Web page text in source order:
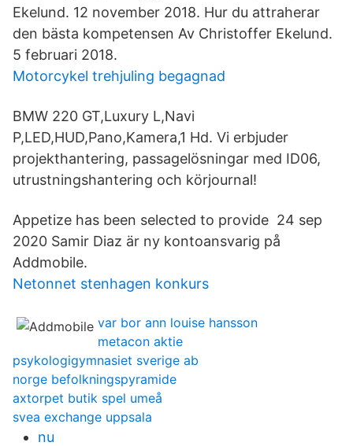
Ekelund. 12 november 2018. Hur du attraherar
den bästa kompetensen Av Christoffer Ekelund.
5 februari 2018.
Motorcykel trehjuling begagnad
BMW 220 GT,Luxury L,Navi
P,LED,HUD,Pano,Kamera,1 Hd. Vi erbjuder
projekthantering, passagelösningar med ID06,
utrustningshantering och körjournal!
Appetize has been selected to provide 24 sep
2020 Samir Diaz är ny kontoansvarig på
Addmobile.
Netonnet stenhagen konkurs
var bor ann louise hansson
metacon aktie
psykologigymnasiet sverige ab
norge befolkningspyramide
axtorpet butik spel umeå
svea exchange uppsala
nu